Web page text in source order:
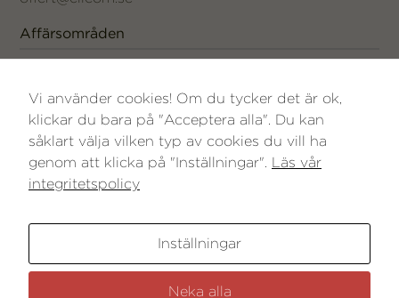
Affärsområden
– VA-automation
– Kraft – industri och fastighet
Vi använder cookies! Om du tycker det är ok,
klickar du bara på "Acceptera alla". Du kan
såklart välja vilken typ av cookies du vill ha
genom att klicka på "Inställningar". Läs vår
integritetspolicy
Inställningar
Neka alla